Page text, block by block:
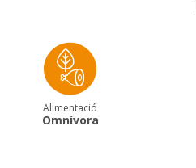
Alimentació
Omnívora